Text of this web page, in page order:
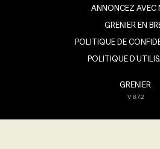
ANNONCEZ AVEC
GRENIER EN
POLITIQUE DE
POLITIQUE
GRENIER
V8.7.2